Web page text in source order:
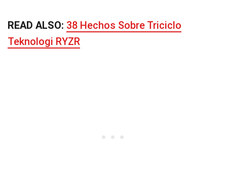
READ ALSO: 38 Hechos Sobre Triciclo
Teknologi RYZR